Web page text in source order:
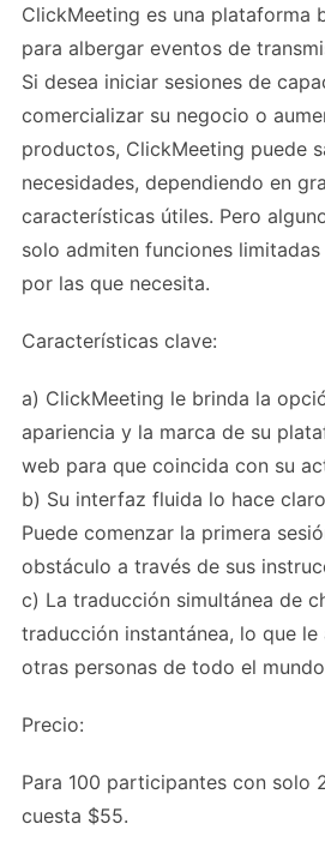
ClickMeeting es una plataforma
para albergar eventos de
Si desea iniciar sesiones de
comercializar su negocio o
productos, ClickMeeting puede
necesidades, dependiendo en
características útiles. Pero
solo admiten funciones
por las que necesita.
Características clave:
a) ClickMeeting le brinda la
apariencia y la marca de su
web para que coincida con su
b) Su interfaz fluida lo hace
Puede comenzar la primera
obstáculo a través de sus
c) La traducción simultánea de
traducción instantánea, lo que
otras personas de todo el
Precio:
Para 100 participantes con solo
cuesta $55.